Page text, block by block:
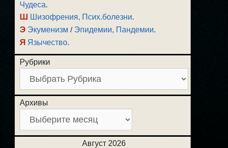
Чудеса.
Ш Шизофрения, Псих.болезни.
Э Экуменизм / Эпидемии, Пандемии.
Я Язычество.
Рубрики
Архивы
Август 2026